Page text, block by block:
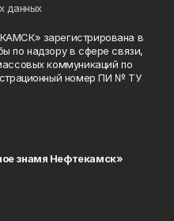
данных
зарегистрирована в
по надзору в сфере связи,
коммуникаций по
номер ПИ № ТУ
знамя Нефтекамск»